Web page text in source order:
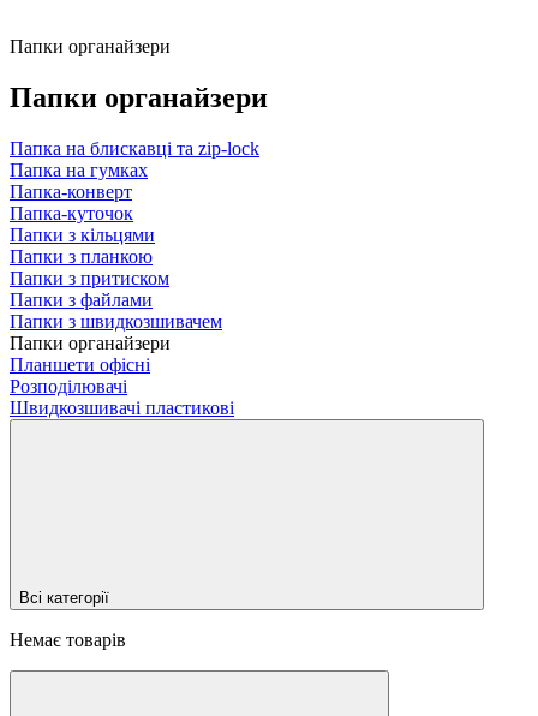
Папки органайзери
Папки органайзери
Папка на блискавці та zip-lock
Папка на гумках
Папка-конверт
Папка-куточок
Папки з кільцями
Папки з планкою
Папки з притиском
Папки з файлами
Папки з швидкозшивачем
Папки органайзери
Планшети офісні
Розподілювачі
Швидкозшивачі пластикові
Всі категорії
Немає товарів